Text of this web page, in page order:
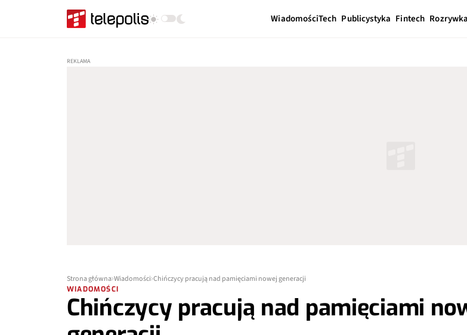
WiadomościTech Publicystyka Fintech Rozrywka
Strona główna Wiadomości Chińczycy pracują nad pamięciami nowej generacji
WIADOMOŚCI
Chińczycy pracują nad pamięciami